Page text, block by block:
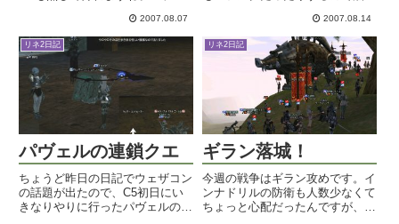
クカタ生活かな。その分業者がい
なくて快適でしたよ～。カマエル
の公式ムービーも発表されたみた
いで。カマエル韓国公式ムービ
ー...
2007.08.07
てね～。PM7:00頃は多分、ネク
ター同様調整が入ってドロップが
出やすくなると思われます。その
時間帯で空いてる狩り場を探...
2007.08.14
リネ2日記
パヴェルの連鎖クエ
ちょうど昨日の日記でウェザコン
の話題が出たので、C5初日にい
きなりやりに行ったパヴェルの連
リネ2日記
ギラン落城！
今週の戦争はギラン攻めです。イ
ンナドリルの防衛も人数少なくて
ちょっと心配だったんですが、開